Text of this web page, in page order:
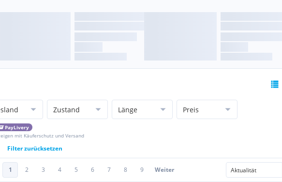
Zustand Länge Preis
PayLivery
mit Käuferschutz und Versand
Filter zurücksetzen
1 2 3 4 5 6 7 8 9 Weiter